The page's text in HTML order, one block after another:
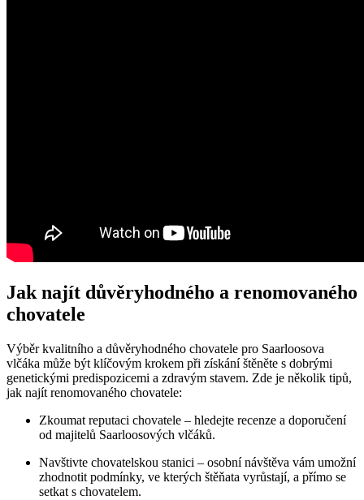
Jak najít důvěryhodného a renomovaného
chovatele
Výběr kvalitního a důvěryhodného chovatele pro Saarloosova
vlčáka může být klíčovým krokem při získání štěněte s dobrými
genetickými predispozicemi a zdravým stavem. Zde je několik tipů,
jak najít renomovaného chovatele:
Zkoumat reputaci chovatele – hledejte recenze a doporučení
od majitelů Saarloosových vlčáků.
Navštivte chovatelskou stanici – osobní návštěva vám umožní
zhodnotit podmínky, ve kterých štěňata vyrůstají, a přímo se
setkat s chovatelem.